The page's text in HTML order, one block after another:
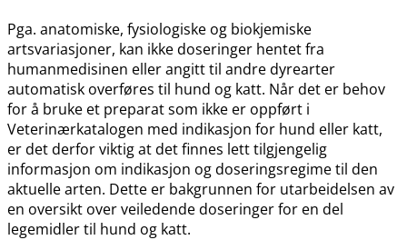
Pga. anatomiske, fysiologiske og biokjemiske
artsvariasjoner, kan ikke doseringer hentet fra
humanmedisinen eller angitt til andre dyrearter
automatisk overføres til hund og katt. Når det er behov
for å bruke et preparat som ikke er oppført i
Veterinærkatalogen med indikasjon for hund eller katt,
er det derfor viktig at det finnes lett tilgjengelig
informasjon om indikasjon og doseringsregime til den
aktuelle arten. Dette er bakgrunnen for utarbeidelsen av
en oversikt over veiledende doseringer for en del
legemidler til hund og katt.